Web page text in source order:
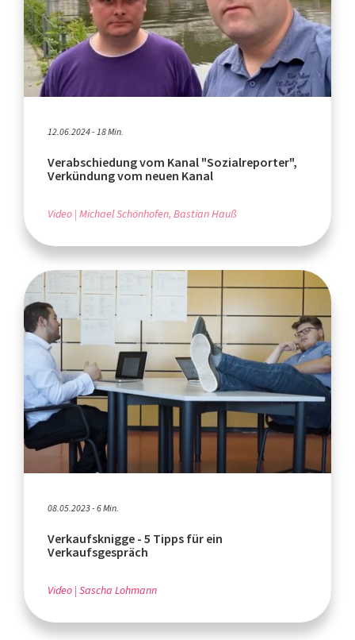
12.06.2024 - 18 Min.
Verabschiedung vom Kanal "Sozialreporter",
Verkündung vom neuen Kanal
Video Michael Schönhofen, Bastian Hauß
08.05.2023 - 6 Min.
Verkaufsknigge - 5 Tipps für ein
Verkaufsgespräch
Video Sascha Lohmann